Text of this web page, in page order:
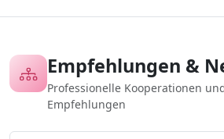
Empfehlungen &
Professionelle Kooperationen
Empfehlungen